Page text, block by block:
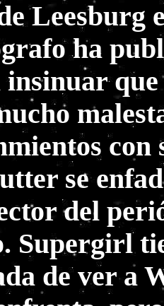
Leesburg
ha
insinuar
se
del
Supergirl
de ver a